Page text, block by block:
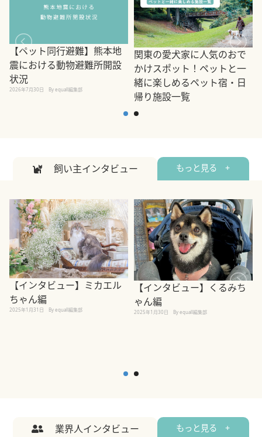
【ペット同行避難】熊本地
震における動物避難所開設
状況
2026年7月30日 By equall編集部
関東の愛犬家に人気のおで
かけスポット！ペットと一
緒に楽しめるペット宿・日
帰り施設一覧
飼い主インタビュー もっと見る +
【インタビュー】ミカエル
ちゃん編
2025年1月31日 By equall編集部
【インタビュー】くるみち
ゃん編
2025年1月30日 By equall編集部
業界人インタビュー もっと見る +